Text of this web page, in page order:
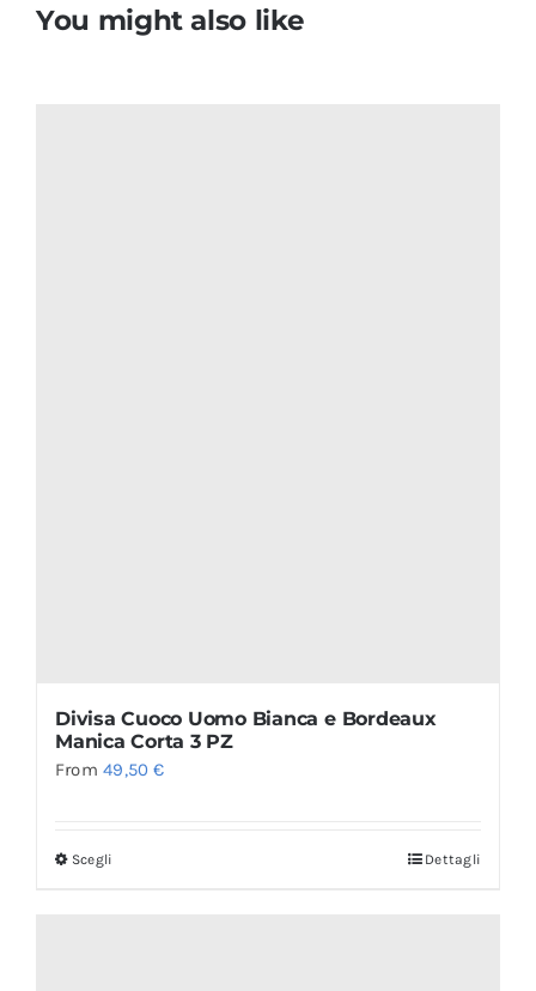
You might also like
Divisa Cuoco Uomo Bianca e Bordeaux
Manica Corta 3 PZ
From49,50€
Scegli Dettagli